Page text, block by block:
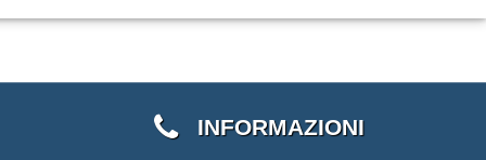
INFORMAZIONI